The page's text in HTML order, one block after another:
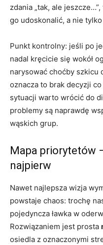
zdania „tak, ale
go udoskonalić, a nie
Punkt kontrolny: jeśli po
nadal kręcicie się wokół
narysować choćby szkicu
oznacza to brak decyzji
sytuacji warto wrócić do
problemy są naprawdę
wąskich grup.
Mapa priorytetów
najpierw
Nawet najlepsza wizja
powstaje chaos: trochę
pojedyncza ławka w
Rozwiązaniem jest prosta
osiedla z oznaczonymi